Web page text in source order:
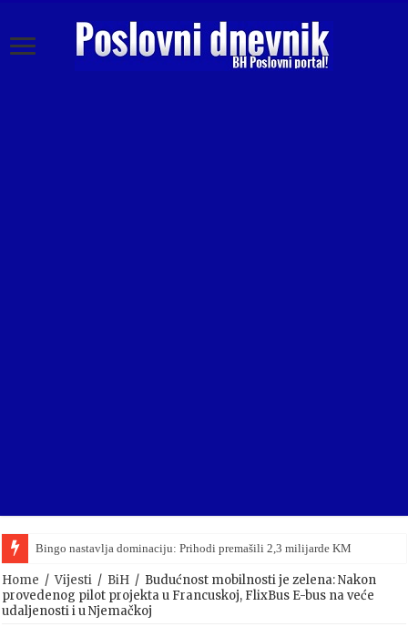
Bingo nastavlja dominaciju: Prihodi premašili 2,3 milijarde KM
Home / Vijesti / BiH / Budućnost mobilnosti je zelena: Nakon
provedenog pilot projekta u Francuskoj, FlixBus E-bus na veće
udaljenosti i u Njemačkoj